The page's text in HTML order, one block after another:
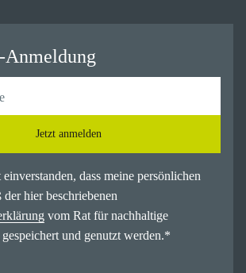
Jetzt anmelden
dass meine persönlichen
der hier beschriebenen
vom Rat für nachhaltige
und genutzt werden.*